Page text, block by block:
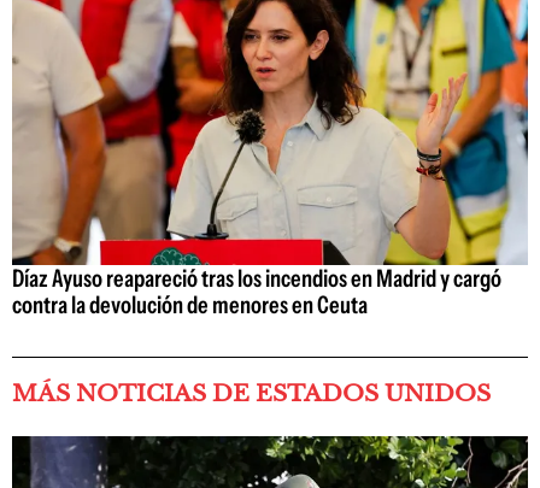
Díaz Ayuso reapareció tras los incendios en Madrid y cargó
contra la devolución de menores en Ceuta
MÁS NOTICIAS DE ESTADOS UNIDOS